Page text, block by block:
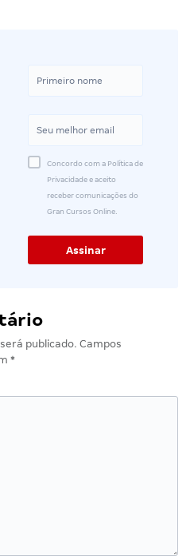
Concordo com a Política de
Privacidade e aceito
receber comunicações do
Gran Cursos Online.
publicado. Campos
*